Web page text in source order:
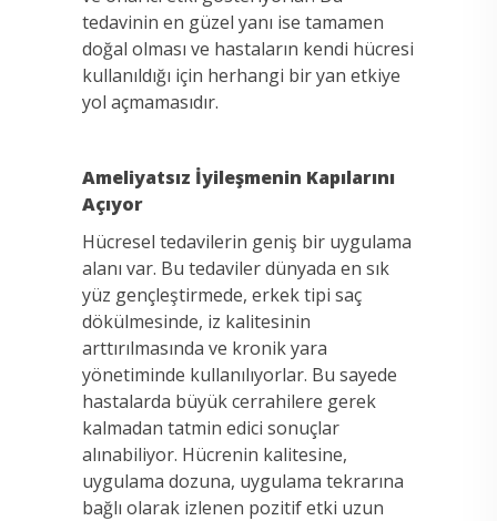
tedavinin en güzel yanı ise tamamen
doğal olması ve hastaların kendi hücresi
kullanıldığı için herhangi bir yan etkiye
yol açmamasıdır.
Ameliyatsız İyileşmenin Kapılarını
Açıyor
Hücresel tedavilerin geniş bir uygulama
alanı var. Bu tedaviler dünyada en sık
yüz gençleştirmede, erkek tipi saç
dökülmesinde, iz kalitesinin
arttırılmasında ve kronik yara
yönetiminde kullanılıyorlar. Bu sayede
hastalarda büyük cerrahilere gerek
kalmadan tatmin edici sonuçlar
alınabiliyor. Hücrenin kalitesine,
uygulama dozuna, uygulama tekrarına
bağlı olarak izlenen pozitif etki uzun